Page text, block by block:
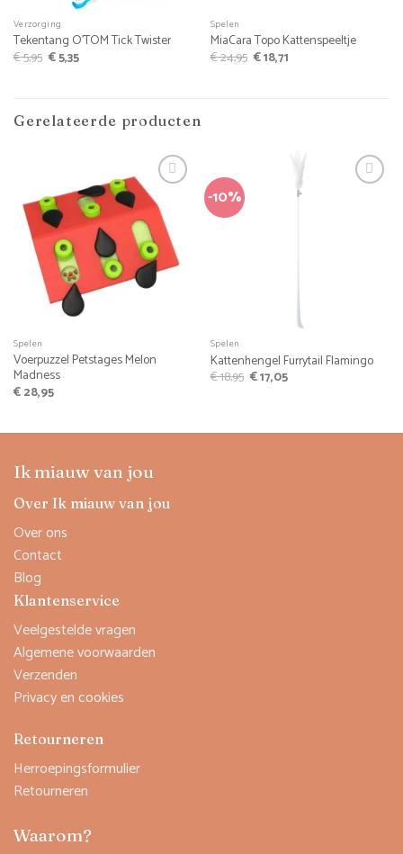
Verzorging
Tekentang O’TOM Tick Twister
€5,95 Oorspronkelijke
prijs
€5,35Huidige
prijs
Spelen
MiaCara Topo Kattenspeeltje
€24,95 Oorspronkelijke
prijs
€18,71Huidige
prijs
Gerelateerde producten
Spelen
Voerpuzzel Petstages Melon
Madness
€28,95
-10%
Spelen
Kattenhengel Furrytail Flamingo
€18,95 Oorspronkelijke
prijs
€17,05Huidige
prijs
Ik miauw van jou
Over Ik miauw van jou
Over ons
Contact
Blog
Klantenservice
Veelgestelde vragen
Algemene voorwaarden
Verzenden
Privacy en cookies
Retourneren
Herroepingsformulier
Retourneren
Waarom?